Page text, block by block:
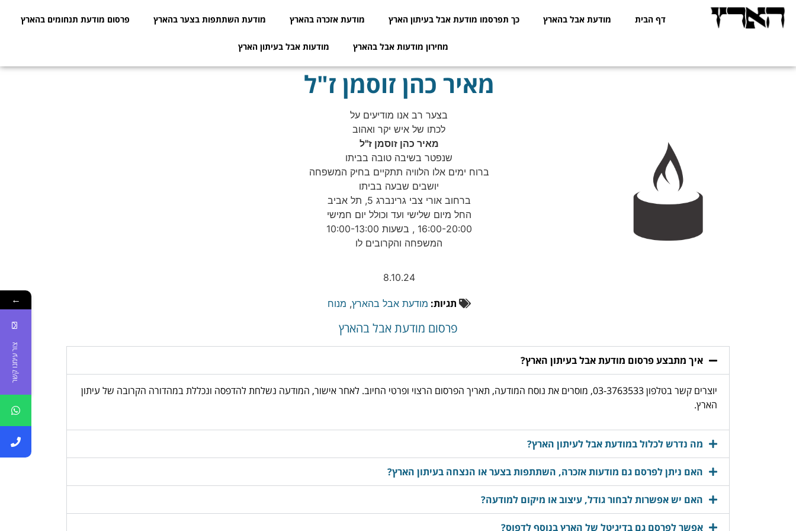
דף הבית מודעת אבל בהארץ כך תפרסמו מודעת אבל בעיתון הארץ מודעת אזכרה בהארץ מודעת השתתפות בצער בהארץ פרסום מודעת תנחומים בהארץ
מחירון מודעות אבל בהארץ מודעות אבל בעיתון הארץ
מאיר כהן זוסמן ז"ל
בצער רב אנו מודיעים על
לכתו של איש יקר ואהוב
מאיר כהן זוסמן ז"ל
שנפטר בשיבה טובה בביתו
ברוח ימים אלו הלוויה תתקיים בחיק המשפחה
יושבים שבעה בביתו
ברחוב אורי צבי גרינברג 5, תל אביב
החל מיום שלישי ועד וכולל יום חמישי
16:00-20:00 , בשעות 10:00-13:00
המשפחה והקרובים לו
8.10.24
תגיות: מודעת אבל בהארץ, מנוח
פרסום מודעת אבל בהארץ
איך מתבצע פרסום מודעת אבל בעיתון הארץ?
יוצרים קשר בטלפון 03-3763533, מוסרים את נוסח המודעה, תאריך הפרסום הרצוי ופרטי החיוב. לאחר אישור, המודעה נשלחת להדפסה ונכללת במהדורה הקרובה של עיתון
הארץ.
מה נדרש לכלול במודעת אבל לעיתון הארץ?
האם ניתן לפרסם גם מודעות אזכרה, השתתפות בצער או הנצחה בעיתון הארץ?
האם יש אפשרות לבחור גודל, עיצוב או מיקום למודעה?
אפשר לפרסם גם בדיגיטל של הארץ בנוסף לדפוס?
←
צור עימנו קשר